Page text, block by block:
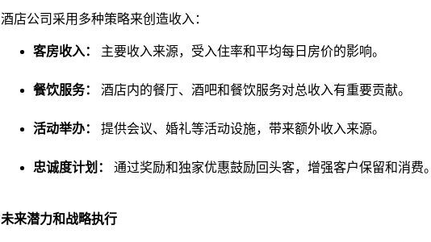
酒店公司采用多种策略来创造收入：​
客房收入： 主要收入来源，受入住率和平均每日房价的影响。​
餐饮服务： 酒店内的餐厅、酒吧和餐饮服务对总收入有重要贡献。​
活动举办： 提供会议、婚礼等活动设施，带来额外收入来源。​
忠诚度计划： 通过奖励和独家优惠鼓励回头客，增强客户保留和消费。​
未来潜力和战略执行